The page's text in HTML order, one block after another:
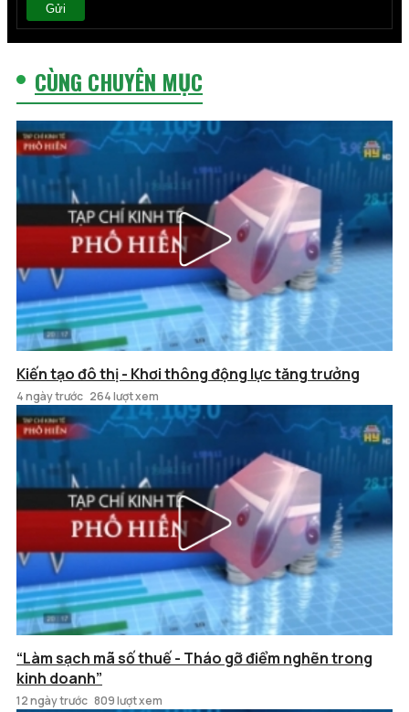
Gửi
CÙNG CHUYÊN MỤC
Kiến tạo đô thị - Khơi thông động lực tăng trưởng
4 ngày trước 264 lượt xem
“Làm sạch mã số thuế - Tháo gỡ điểm nghẽn trong
kinh doanh”
12 ngày trước 809 lượt xem